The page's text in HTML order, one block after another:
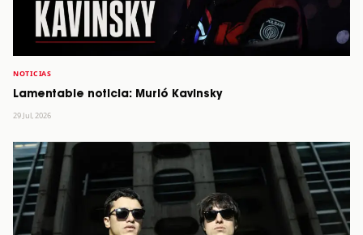
NOTICIAS
Lamentable noticia: Murió Kavinsky
29 Jul, 2026